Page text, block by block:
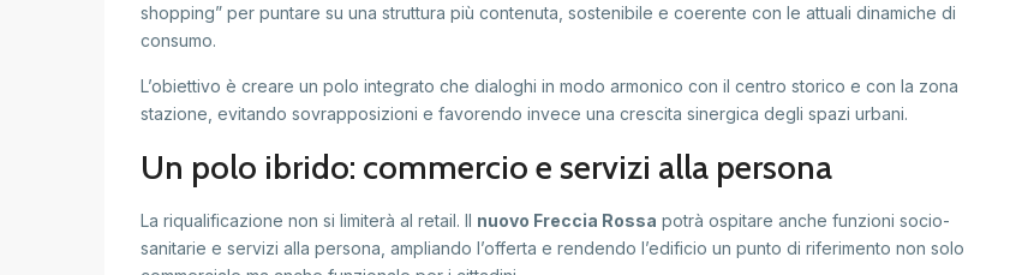
shopping” per puntare su una struttura più contenuta, sostenibile e coerente con le attuali dinamiche di
consumo.
L’obiettivo è creare un polo integrato che dialoghi in modo armonico con il centro storico e con la zona
stazione, evitando sovrapposizioni e favorendo invece una crescita sinergica degli spazi urbani.
Un polo ibrido: commercio e servizi alla persona
La riqualificazione non si limiterà al retail. Il nuovo Freccia Rossa potrà ospitare anche funzioni socio-
sanitarie e servizi alla persona, ampliando l’offerta e rendendo l’edificio un punto di riferimento non solo